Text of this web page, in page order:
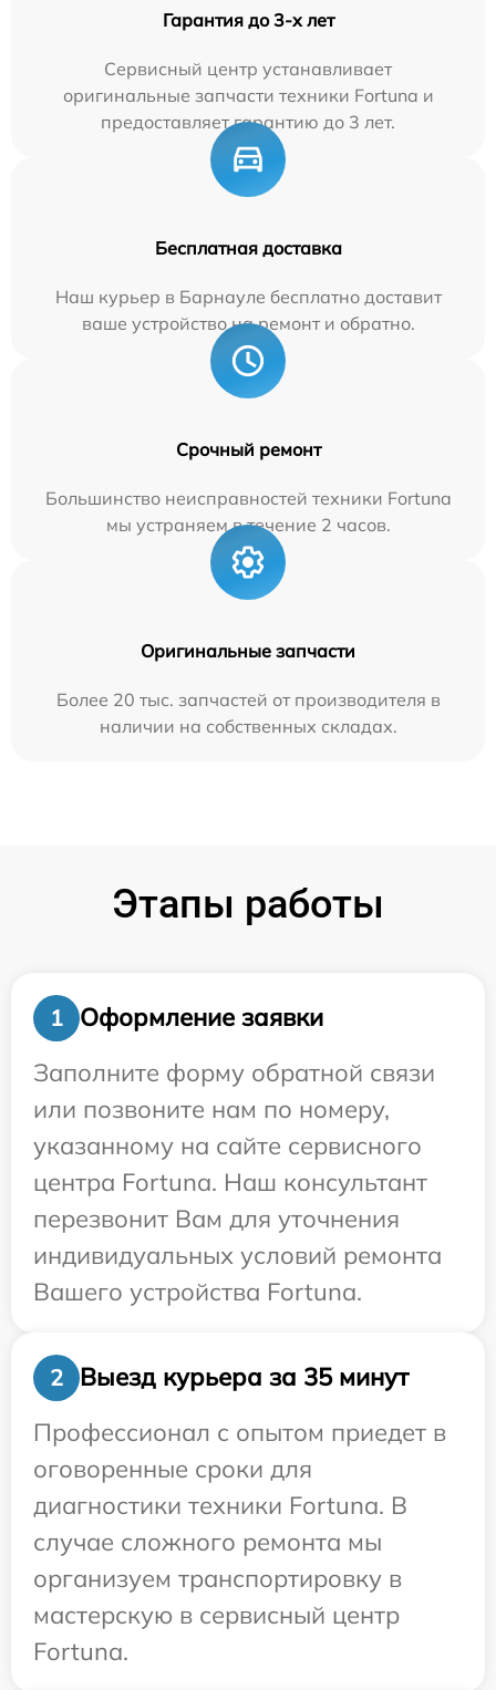
Гарантия до 3-х лет
Сервисный центр устанавливает
оригинальные запчасти техники Fortuna и
предоставляет гарантию до 3 лет.
Бесплатная доставка
Наш курьер в Барнауле бесплатно доставит
ваше устройство на ремонт и обратно.
Срочный ремонт
Большинство неисправностей техники Fortuna
мы устраняем в течение 2 часов.
Оригинальные запчасти
Более 20 тыс. запчастей от производителя в
наличии на собственных складах.
Этапы работы
1
Оформление заявки
Заполните форму обратной связи
или позвоните нам по номеру,
указанному на сайте сервисного
центра Fortuna. Наш консультант
перезвонит Вам для уточнения
индивидуальных условий ремонта
Вашего устройства Fortuna.
2
Выезд курьера за 35 минут
Профессионал с опытом приедет в
оговоренные сроки для
диагностики техники Fortuna. В
случае сложного ремонта мы
организуем транспортировку в
мастерскую в сервисный центр
Fortuna.